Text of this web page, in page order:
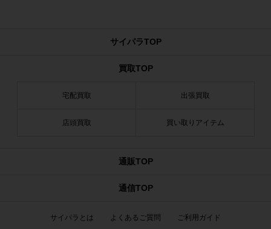
サイパラTOP
買取TOP
宅配買取 出張買取
店頭買取 買い取りアイテム
通販TOP
通信TOP
サイパラとは よくあるご質問 ご利用ガイド